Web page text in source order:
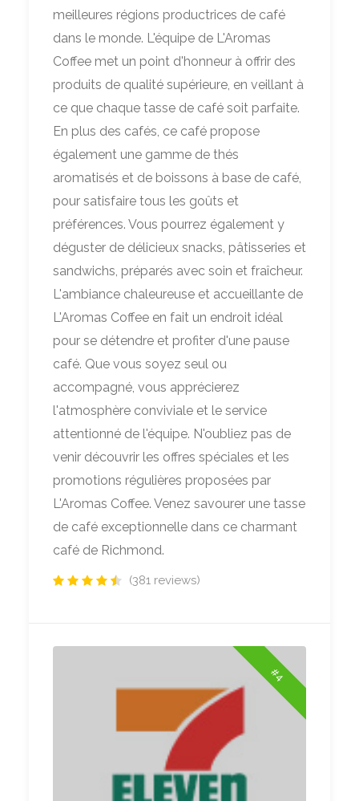
meilleures régions productrices de café
dans le monde. L'équipe de L'Aromas
Coffee met un point d'honneur à offrir des
produits de qualité supérieure, en veillant à
ce que chaque tasse de café soit parfaite.
En plus des cafés, ce café propose
également une gamme de thés
aromatisés et de boissons à base de café,
pour satisfaire tous les goûts et
préférences. Vous pourrez également y
déguster de délicieux snacks, pâtisseries et
sandwichs, préparés avec soin et fraîcheur.
L'ambiance chaleureuse et accueillante de
L'Aromas Coffee en fait un endroit idéal
pour se détendre et profiter d'une pause
café. Que vous soyez seul ou
accompagné, vous apprécierez
l'atmosphère conviviale et le service
attentionné de l'équipe. N'oubliez pas de
venir découvrir les offres spéciales et les
promotions régulières proposées par
L'Aromas Coffee. Venez savourer une tasse
de café exceptionnelle dans ce charmant
café de Richmond.
(381 reviews)
#4